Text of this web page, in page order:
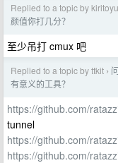
Replied to a topic by
颜值你打几分？
至少吊打 cmux 吧
Replied to a topic by ttkit ›
有意义的工具？
https://github.com/
tunnel
https://github.com/
https://github.com/